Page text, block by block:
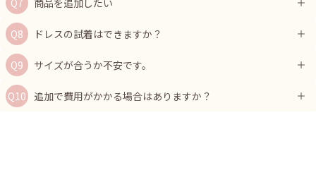
ドレスの試着はできますか？
サイズが合うか不安です。
追加で費用がかかる場合はありますか？